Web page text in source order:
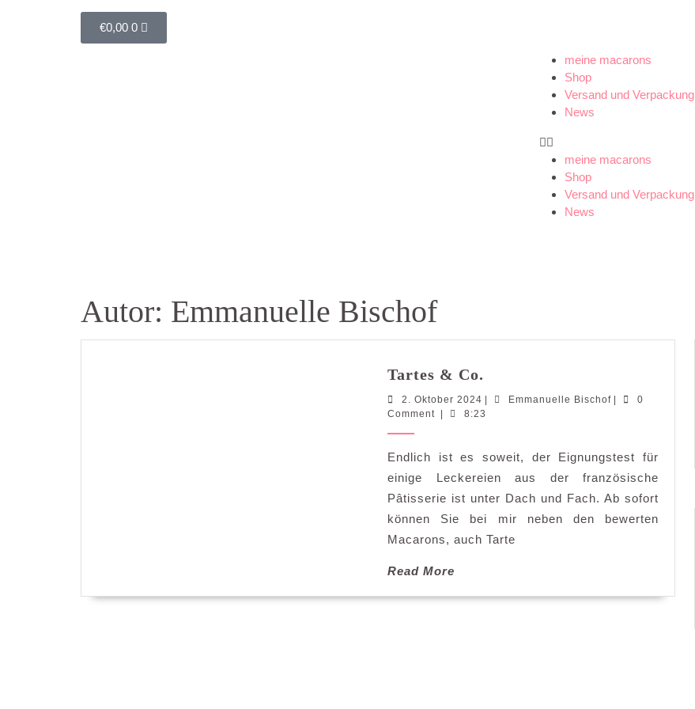
€0,00 0
meine macarons
Shop
Versand und Verpackung
News
meine macarons
Shop
Versand und Verpackung
News
Autor: Emmanuelle Bischof
Tartes & Co.
2. Oktober 2024 Emmanuelle Bischof
0
Comment
8:23
Endlich ist es soweit, der Eignungstest für
einige Leckereien aus der französische
Pâtisserie ist unter Dach und Fach. Ab sofort
können Sie bei mir neben den bewerten
Macarons, auch Tarte
Read More